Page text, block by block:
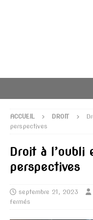
ACCUEIL DROIT
perspectives
Droit à l’oubli
perspectives
septembre 21, 2023
fermés